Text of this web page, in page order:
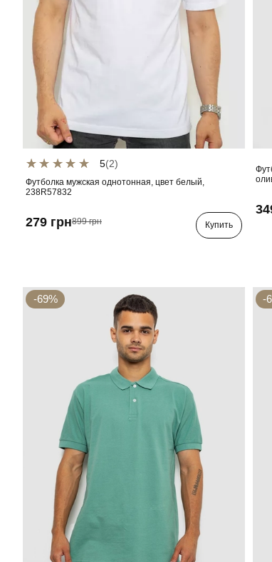
5(2)
Футболка мужская однотонная, цвет белый,
238R57832
279 грн899 грн Купить
-69% -